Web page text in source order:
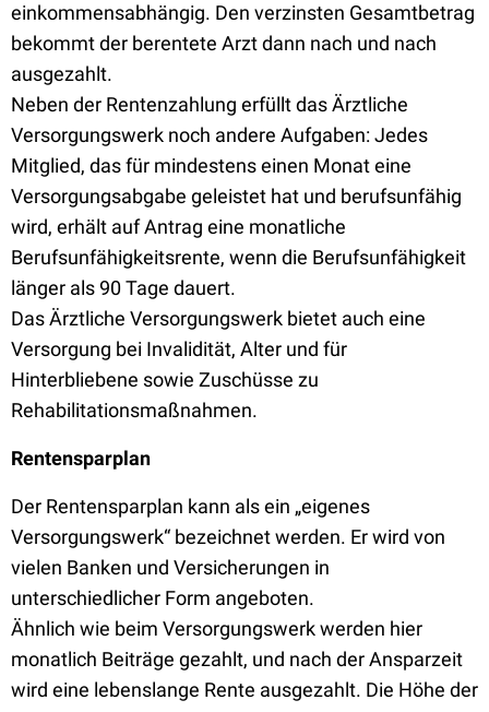
einkommensabhängig. Den verzinsten Gesamtbetrag
bekommt der berentete Arzt dann nach und nach
ausgezahlt.
Neben der Rentenzahlung erfüllt das Ärztliche
Versorgungswerk noch andere Aufgaben: Jedes
Mitglied, das für mindestens einen Monat eine
Versorgungsabgabe geleistet hat und berufsunfähig
wird, erhält auf Antrag eine monatliche
Berufsunfähigkeitsrente, wenn die Berufsunfähigkeit
länger als 90 Tage dauert.
Das Ärztliche Versorgungswerk bietet auch eine
Versorgung bei Invalidität, Alter und für
Hinterbliebene sowie Zuschüsse zu
Rehabilitationsmaßnahmen.
Rentensparplan
Der Rentensparplan kann als ein „eigenes
Versorgungswerk“ bezeichnet werden. Er wird von
vielen Banken und Versicherungen in
unterschiedlicher Form angeboten.
Ähnlich wie beim Versorgungswerk werden hier
monatlich Beiträge gezahlt, und nach der Ansparzeit
wird eine lebenslange Rente ausgezahlt. Die Höhe der